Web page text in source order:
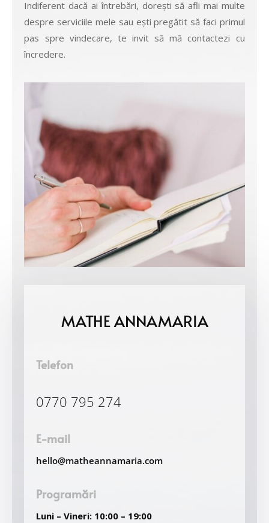
Indiferent dacă ai întrebări, dorești să afli mai multe
despre serviciile mele sau ești pregătit să faci primul
pas spre vindecare, te invit să mă contactezi cu
încredere.
MATHE ANNAMARIA
Telefon
0770 795 274
E-mail
hello@matheannamaria.com
Programări
Luni – Vineri: 10:00 – 19:00